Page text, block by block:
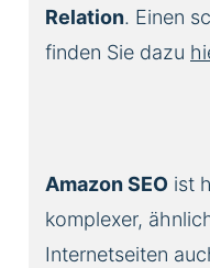
Relation. Einen
finden Sie dazu
Amazon SEO ist
komplexer,
Internetseiten